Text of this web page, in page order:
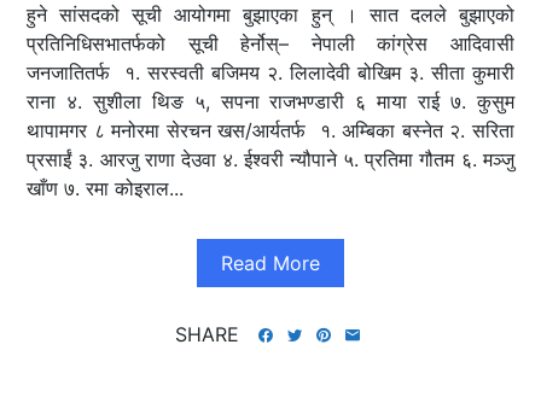
हुने सांसदको सूची आयोगमा बुझाएका हुन् । सात दलले बुझाएको
प्रतिनिधिसभातर्फको सूची हेर्नोस्– नेपाली कांग्रेस आदिवासी
जनजातितर्फ १. सरस्वती बजिमय २. लिलादेवी बोखिम ३. सीता कुमारी
राना ४. सुशीला थिङ ५, सपना राजभण्डारी ६ माया राई ७. कुसुम
थापामगर ८ मनोरमा सेरचन खस/आर्यतर्फ १. अम्बिका बस्नेत २. सरिता
प्रसाईं ३. आरजु राणा देउवा ४. ईश्वरी न्यौपाने ५. प्रतिमा गौतम ६. मञ्जु
खाँण ७. रमा कोइराल...
Read More
SHARE